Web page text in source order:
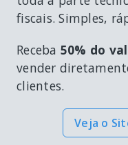
fiscais. Simples,
Receba 50% do
vender
clientes.
Veja o